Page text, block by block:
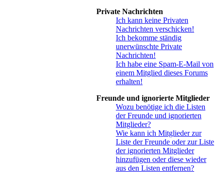
Private Nachrichten
Ich kann keine Privaten
Nachrichten verschicken!
Ich bekomme ständig
unerwünschte Private
Nachrichten!
Ich habe eine Spam-E-Mail von
einem Mitglied dieses Forums
erhalten!
Freunde und ignorierte Mitglieder
Wozu benötige ich die Listen
der Freunde und ignorierten
Mitglieder?
Wie kann ich Mitglieder zur
Liste der Freunde oder zur Liste
der ignorierten Mitglieder
hinzufügen oder diese wieder
aus den Listen entfernen?